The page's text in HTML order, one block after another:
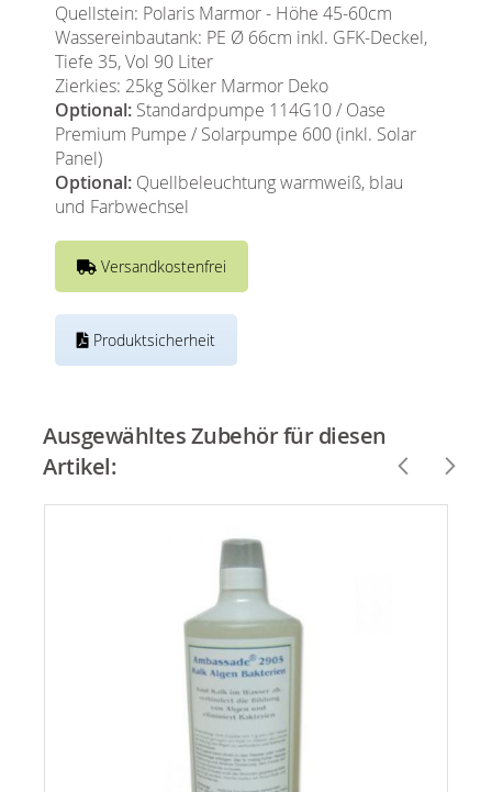
Quellstein: Polaris Marmor - Höhe 45-60cm
Wassereinbautank: PE Ø 66cm inkl. GFK-Deckel,
Tiefe 35, Vol 90 Liter
Zierkies: 25kg Sölker Marmor Deko
Optional: Standardpumpe 114G10 / Oase
Premium Pumpe / Solarpumpe 600 (inkl. Solar
Panel)
Optional: Quellbeleuchtung warmweiß, blau
und Farbwechsel
Versandkostenfrei
Produktsicherheit
Ausgewähltes Zubehör für diesen
Artikel: